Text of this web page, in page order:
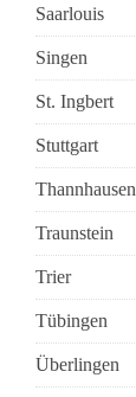
Saarlouis
Singen
St. Ingbert
Stuttgart
Thannhausen
Traunstein
Trier
Tübingen
Überlingen